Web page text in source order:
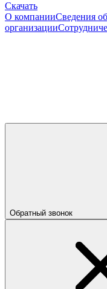
Скачать
О компанииСведения
организации
Обратный звонок